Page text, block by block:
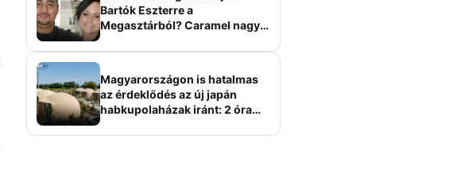
Bartók Eszterre a
Megasztárból? Caramel nagy
Magyarországon is hatalmas
az érdeklődés az új japán
habkupolaházak iránt: 2 óra
elképesztő áron hirdetik őket